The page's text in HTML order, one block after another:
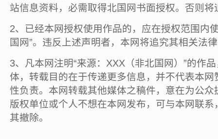
站信息资料，必需取得北国网书面授权。否则将
2、已经本网授权使用作品的，应在授权范围内
国网”。违反上述声明者，本网将追究其相关法
3、凡本网注明“来源：XXX（非北国网）”的作
体，转载目的在于传递更多信息，并不代表本
性负责。本网转载其他媒体之稿件，意在为公
版权单位或个人不想在本网发布，可与本网联
其撤除。